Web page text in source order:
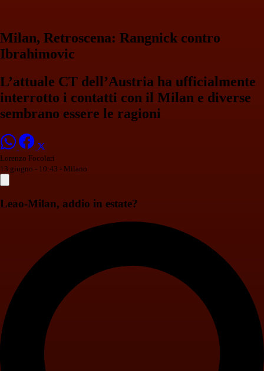
Milan, Retroscena: Rangnick contro
Ibrahimovic
L’attuale CT dell’Austria ha ufficialmente
interrotto i contatti con il Milan e diverse
sembrano essere le ragioni
Lorenzo Focolari
13 giugno - 10:43 - Milano
Leao-Milan, addio in estate?